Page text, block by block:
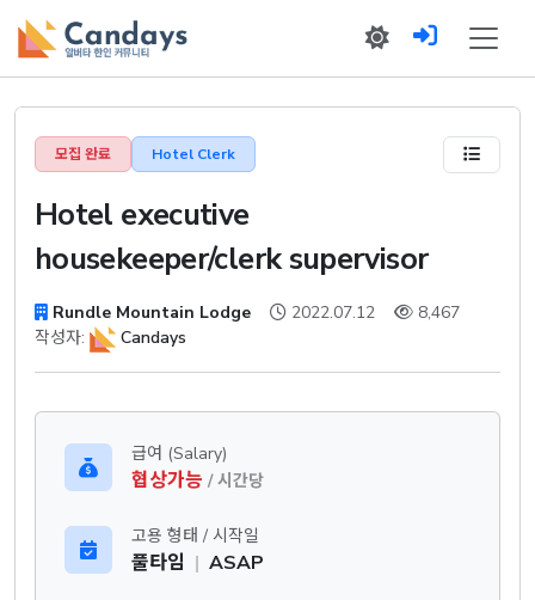
모집 완료 Hotel Clerk
Hotel executive
housekeeper/clerk supervisor
Rundle Mountain Lodge 2022.07.12
8,467
작성자:
Candays
급여 (Salary)
협상가능 / 시간당
고용 형태 / 시작일
풀타임 | ASAP